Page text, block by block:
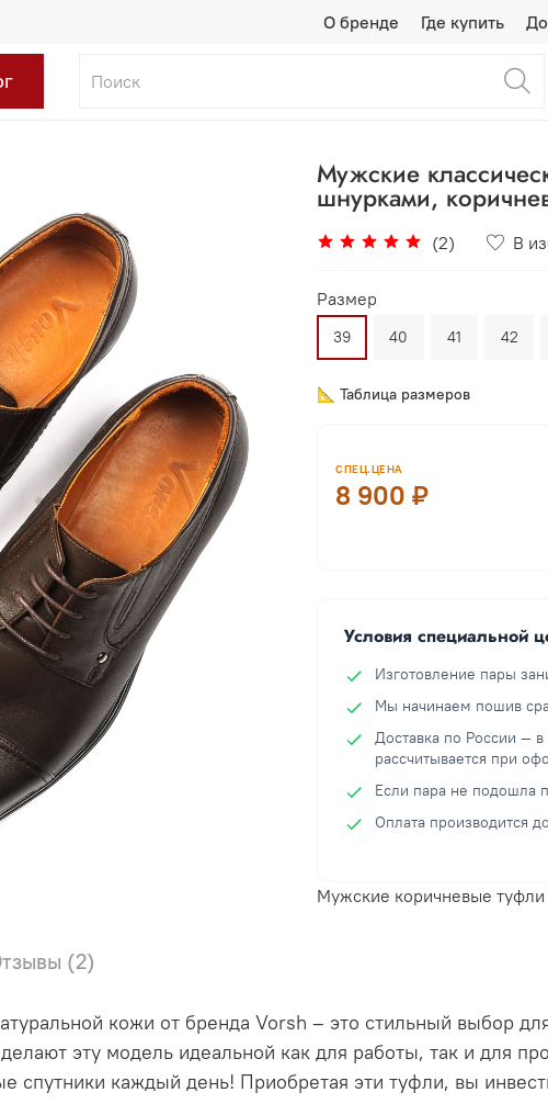
О бренде Где купить
Мужские
шнурками,
(2) В
Размер
39 40 41 42
📐 Таблица размеров
СПЕЦ.ЦЕНА
8 900 ₽
Условия специальной
Изготовление пары
Мы начинаем пошив
Доставка по России —
рассчитывается при
Если пара не подошла
Оплата производится
Мужские коричневые
(2)
кожи от бренда Vorsh – это стильный выбор
эту модель идеальной как для работы, так и для
спутники каждый день! Приобретая эти туфли, вы